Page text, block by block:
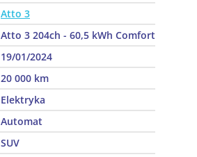
Atto 3
Atto 3 204ch - 60,5 kWh Comfort
19/01/2024
20 000 km
Elektryka
Automat
SUV